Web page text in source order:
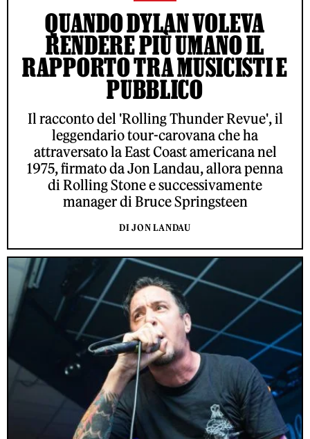
QUANDO DYLAN VOLEVA
RENDERE PIÙ UMANO IL
RAPPORTO TRA MUSICISTI E
PUBBLICO
Il racconto del 'Rolling Thunder Revue', il
leggendario tour-carovana che ha
attraversato la East Coast americana nel
1975, firmato da Jon Landau, allora penna
di Rolling Stone e successivamente
manager di Bruce Springsteen
DI JON LANDAU